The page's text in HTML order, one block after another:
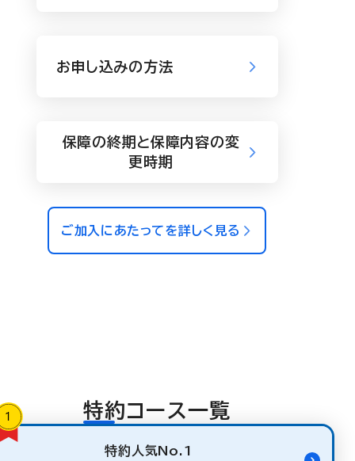
お申し込みの方法
保障の終期と保障内容の変
更時期
ご加入にあたってを詳しく見る
特約コース一覧
特約人気No.1